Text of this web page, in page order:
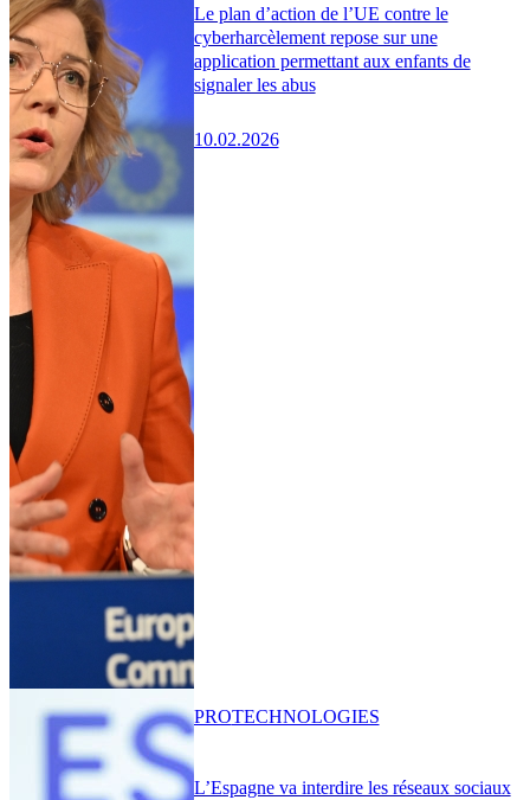
Le plan d’action de l’UE contre le
cyberharcèlement repose sur une
application permettant aux enfants de
signaler les abus
10.02.2026
L’Espagne va interdire les réseaux sociaux
PROTECHNOLOGIES